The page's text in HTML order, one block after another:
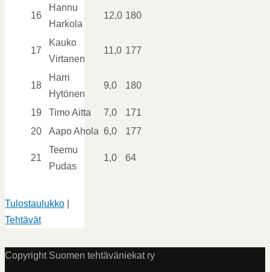
16
Hannu
Harkola
12,0 180
17
Kauko
Virtanen
11,0 177
18
Harri
Hytönen
9,0 180
19 Timo Aitta 7,0
171
20
Aapo Ahola 6,0 177
21
Teemu
Pudas
1,0 64
Tulostaulukko
Tehtävät
Copyright Suomen tehtäväniekat ry